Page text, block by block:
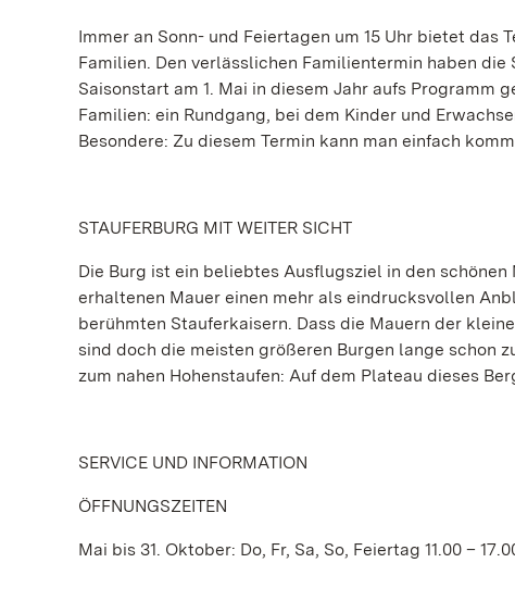
Immer an Sonn- und Feiertagen um 15 Uhr bietet das
Familien. Den verlässlichen Familientermin haben
Saisonstart am 1. Mai in diesem Jahr aufs Programm
Familien: ein Rundgang, bei dem Kinder und
Besondere: Zu diesem Termin kann man einfach
STAUFERBURG MIT WEITER SICHT
Die Burg ist ein beliebtes Ausflugsziel in den
erhaltenen Mauer einen mehr als eindrucksvollen
berühmten Stauferkaisern. Dass die Mauern der
sind doch die meisten größeren Burgen lange schon
zum nahen Hohenstaufen: Auf dem Plateau dieses
SERVICE UND INFORMATION
ÖFFNUNGSZEITEN
Mai bis 31. Oktober: Do, Fr, Sa, So, Feiertag 11.00 –